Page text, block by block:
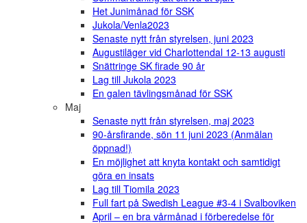
Het Junimånad för SSK
Jukola/Venla2023
Senaste nytt från styrelsen, juni 2023
Augustiläger vid Charlottendal 12-13 augusti
Snättringe SK firade 90 år
Lag till Jukola 2023
En galen tävlingsmånad för SSK
Maj
Senaste nytt från styrelsen, maj 2023
90-årsfirande, sön 11 juni 2023 (Anmälan
öppnad!)
En möjlighet att knyta kontakt och samtidigt
göra en insats
Lag till Tiomila 2023
Full fart på Swedish League #3-4 i Svalboviken
April – en bra vårmånad i förberedelse för